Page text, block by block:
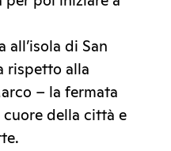
di San
rispetto alla
– la fermata
della città e